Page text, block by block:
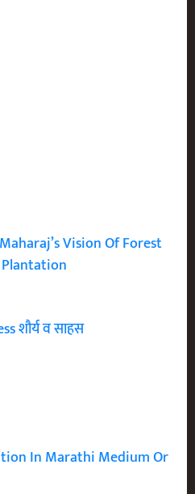
Maharaj’s Vision Of Forest
शौर्य व साहस
In Marathi Medium Or